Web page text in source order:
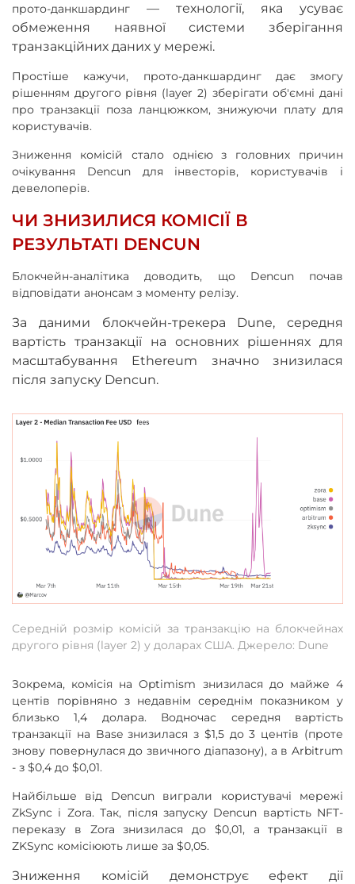
прото-данкшардинг — технології, яка усуває
обмеження наявної системи зберігання
транзакційних даних у мережі.
Простіше кажучи, прото-данкшардинг дає змогу
рішенням другого рівня (layer 2) зберігати об'ємні дані
про транзакції поза ланцюжком, знижуючи плату для
користувачів.
Зниження комісій стало однією з головних причин
очікування Dencun для інвесторів, користувачів і
девелоперів.
ЧИ ЗНИЗИЛИСЯ КОМІСІЇ В
РЕЗУЛЬТАТІ DENCUN
Блокчейн-аналітика доводить, що Dencun почав
відповідати анонсам з моменту релізу.
За даними блокчейн-трекера Dune, середня
вартість транзакції на основних рішеннях для
масштабування Ethereum значно знизилася
після запуску Dencun.
Середній розмір комісій за транзакцію на блокчейнах
другого рівня (layer 2) у доларах США. Джерело: Dune
Зокрема, комісія на Optimism знизилася до майже 4
центів порівняно з недавнім середнім показником у
близько 1,4 долара. Водночас середня вартість
транзакції на Base знизилася з $1,5 до 3 центів (проте
знову повернулася до звичного діапазону), а в Arbitrum
- з $0,4 до $0,01.
Найбільше від Dencun виграли користувачі мережі
ZkSync і Zora. Так, після запуску Dencun вартість NFT-
переказу в Zora знизилася до $0,01, а транзакції в
ZKSync комісіюють лише за $0,05.
Зниження комісій демонструє ефект дії